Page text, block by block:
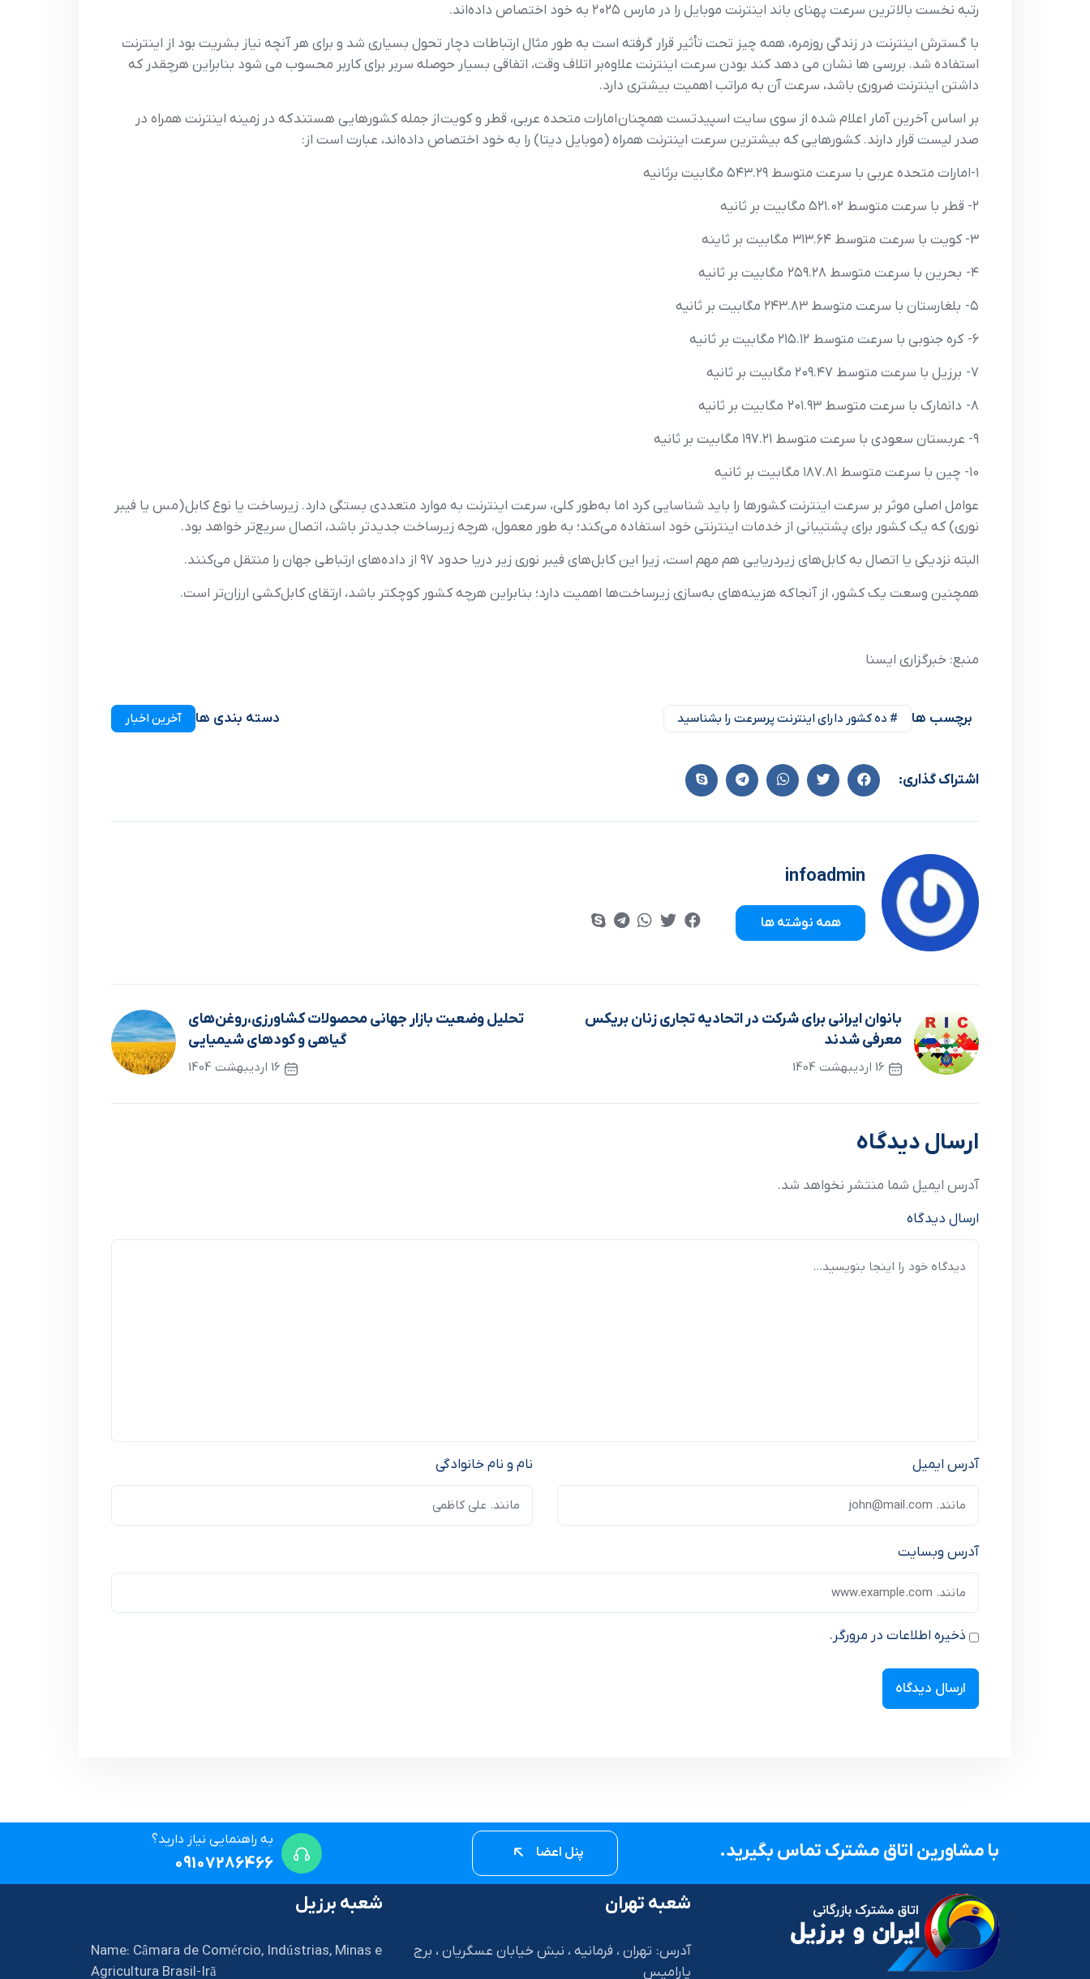
رتبه نخست بالاترین سرعت پهنای باند اینترنت موبایل را در مارس ۲۰۲۵ به خود اختصاص داده‌اند.
با گسترش اینترنت در زندگی روزمره، همه چیز تحت تأثیر قرار گرفته است به طور مثال ارتباطات دچار تحول بسیاری شد و برای هر آنچه نیاز بشریت بود از اینترنت
استفاده شد. بررسی ها نشان می دهد کند بودن سرعت اینترنت علاوه‌بر اتلاف وقت، اتفاقی بسیار حوصله‌ سربر برای کاربر محسوب می شود بنابراین هرچقدر که
داشتن اینترنت ضروری باشد، سرعت آن به مراتب اهمیت بیشتری دارد.
بر اساس آخرین آمار اعلام شده از سوی سایت اسپیدتست همچنان امارات متحده عربی، قطر و کویت از جمله کشورهایی هستند که در زمینه اینترنت همراه در
صدر لیست قرار دارند. کشورهایی که بیشترین سرعت اینترنت همراه (موبایل دیتا) را به خود اختصاص داده‌اند، عبارت است از:
۱-امارات متحده عربی با سرعت متوسط ۵۴۳.۲۹ مگابیت برثانیه
۲- قطر با سرعت متوسط ۵۲۱.۰۲ مگابیت بر ثانیه
۳- کویت با سرعت متوسط ۳۱۳.۶۴ مگابیت بر ثاینه
۴- بحرین با سرعت متوسط ۲۵۹.۲۸ مگابیت بر ثانیه
۵- بلغارستان با سرعت متوسط ۲۴۳.۸۳ مگابیت بر ثانیه
۶- کره جنوبی با سرعت متوسط ۲۱۵.۱۲ مگابیت بر ثانیه
۷- برزیل با سرعت متوسط ۲۰۹.۴۷ مگابیت بر ثانیه
۸- دانمارک با سرعت متوسط ۲۰۱.۹۳ مگابیت بر ثانیه
۹- عربستان سعودی با سرعت متوسط ۱۹۷.۲۱ مگابیت بر ثانیه
۱۰- چین با سرعت متوسط ۱۸۷.۸۱ مگابیت بر ثانیه
عوامل اصلی موثر بر سرعت اینترنت کشورها را باید شناسایی کرد اما به‌طور کلی، سرعت اینترنت به موارد متعددی بستگی دارد. زیرساخت یا نوع کابل (مس یا فیبر
نوری) که یک کشور برای پشتیبانی از خدمات اینترنتی خود استفاده می‌کند؛ به طور معمول، هرچه زیرساخت جدیدتر باشد، اتصال سریع‌تر خواهد بود.
البته نزدیکی یا اتصال به کابل‌های زیردریایی هم مهم است، زیرا این کابل‌های فیبر نوری زیر دریا حدود ۹۷ از داده‌های ارتباطی جهان را منتقل می‌کنند.
همچنین وسعت یک کشور، از آنجاکه هزینه‌های به‌سازی زیرساخت‌ها اهمیت دارد؛ بنابراین هرچه کشور کوچکتر باشد، ارتقای کابل‌کشی ارزان‌تر است.
منبع: خبرگزاری ایسنا
برچسب ها # ده کشور دارای اینترنت پرسرعت را بشناسید دسته بندی ها آخرین اخبار
اشتراک گذاری:
infoadmin
همه نوشته ها
بانوان ایرانی برای شرکت در اتحادیه تجاری زنان بریکس
معرفی شدند
16 اردیبهشت 1404
تحلیل وضعیت بازار جهانی محصولات کشاورزی،روغن‌های
گیاهی و کودهای شیمیایی
16 اردیبهشت 1404
ارسال دیدگاه
آدرس ایمیل شما منتشر نخواهد شد.
ارسال دیدگاه
نام و نام خانوادگی آدرس ایمیل
آدرس وبسایت
ذخیره اطلاعات در مرورگر.
با مشاورین اتاق مشترک تماس بگیرید. پنل اعضا
به راهنمایی نیاز دارید؟
09107286466
شعبه تهران
آدرس: تهران ، فرمانیه ، نبش خیابان عسگریان ، برج
پارامیس
شعبه برزیل
Name: Câmara de Comércio, Indústrias, Minas e
Agricultura Brasil-Irã